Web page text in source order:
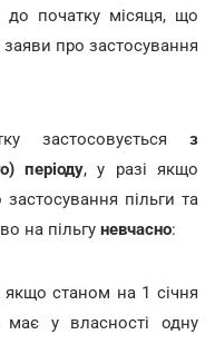
початку місяця, що
про застосування
застосовується з
періоду, у разі якщо
пільги та
на пільгу невчасно:
якщо станом на 1 січня
має у власності одну